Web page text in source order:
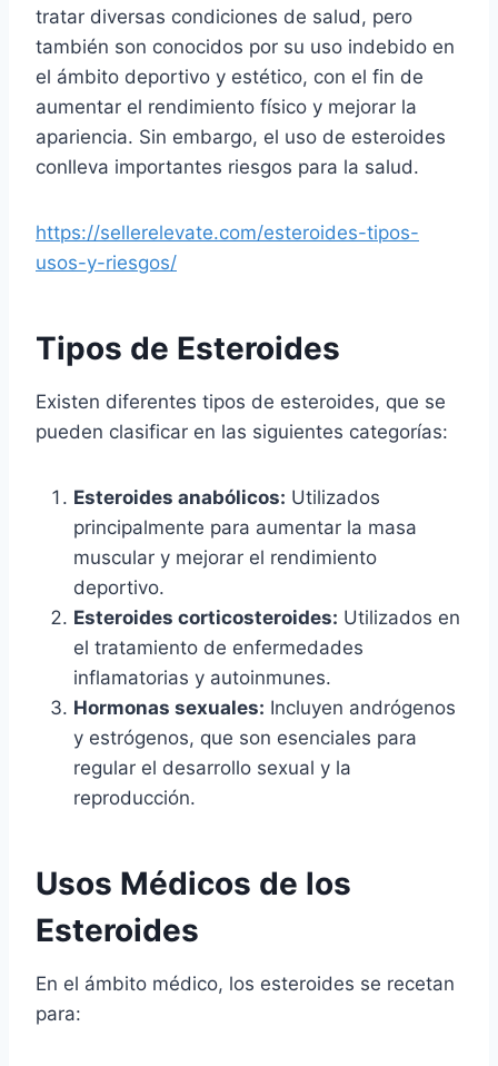
tratar diversas condiciones de salud, pero
también son conocidos por su uso indebido en
el ámbito deportivo y estético, con el fin de
aumentar el rendimiento físico y mejorar la
apariencia. Sin embargo, el uso de esteroides
conlleva importantes riesgos para la salud.
https://sellerelevate.com/esteroides-tipos-
usos-y-riesgos/
Tipos de Esteroides
Existen diferentes tipos de esteroides, que se
pueden clasificar en las siguientes categorías:
Esteroides anabólicos: Utilizados
principalmente para aumentar la masa
muscular y mejorar el rendimiento
deportivo.
Esteroides corticosteroides: Utilizados en
el tratamiento de enfermedades
inflamatorias y autoinmunes.
Hormonas sexuales: Incluyen andrógenos
y estrógenos, que son esenciales para
regular el desarrollo sexual y la
reproducción.
Usos Médicos de los
Esteroides
En el ámbito médico, los esteroides se recetan
para: